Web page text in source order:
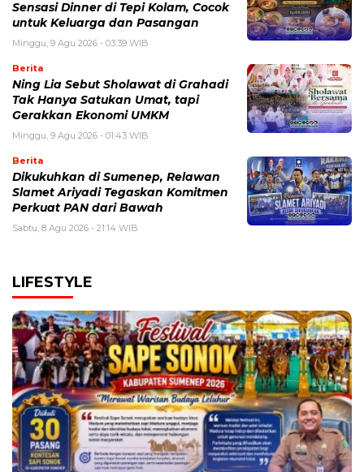
Sensasi Dinner di Tepi Kolam, Cocok
untuk Keluarga dan Pasangan
Minggu, 9 Agu 2026 - 03:39 WIB
Berita
Ning Lia Sebut Sholawat di Grahadi
Tak Hanya Satukan Umat, tapi
Gerakkan Ekonomi UMKM
Minggu, 9 Agu 2026 - 01:43 WIB
Berita
Dikukuhkan di Sumenep, Relawan
Slamet Ariyadi Tegaskan Komitmen
Perkuat PAN dari Bawah
Sabtu, 8 Agu 2026 - 21:14 WIB
LIFESTYLE